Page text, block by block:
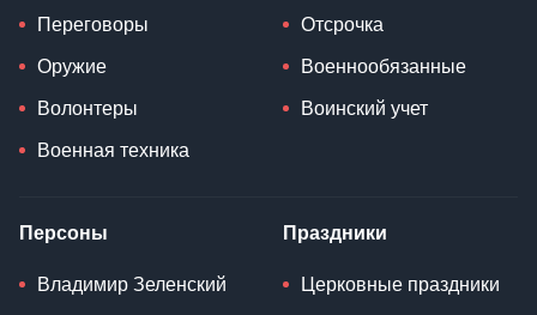
Переговоры
Оружие
Волонтеры
Военная техника
Отсрочка
Военнообязанные
Воинский учет
Персоны
Владимир Зеленский
Праздники
Церковные праздники